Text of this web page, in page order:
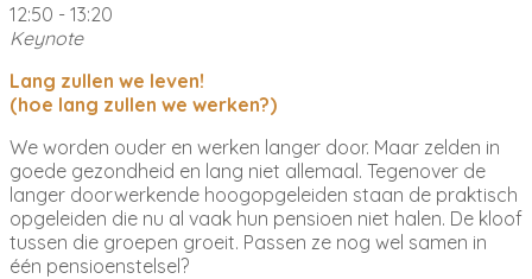
12:50 - 13:20
Keynote
Lang zullen we leven!
(hoe lang zullen we werken?)
We worden ouder en werken langer door. Maar zelden in
goede gezondheid en lang niet allemaal. Tegenover de
langer doorwerkende hoogopgeleiden staan de praktisch
opgeleiden die nu al vaak hun pensioen niet halen. De kloof
tussen die groepen groeit. Passen ze nog wel samen in
één pensioenstelsel?